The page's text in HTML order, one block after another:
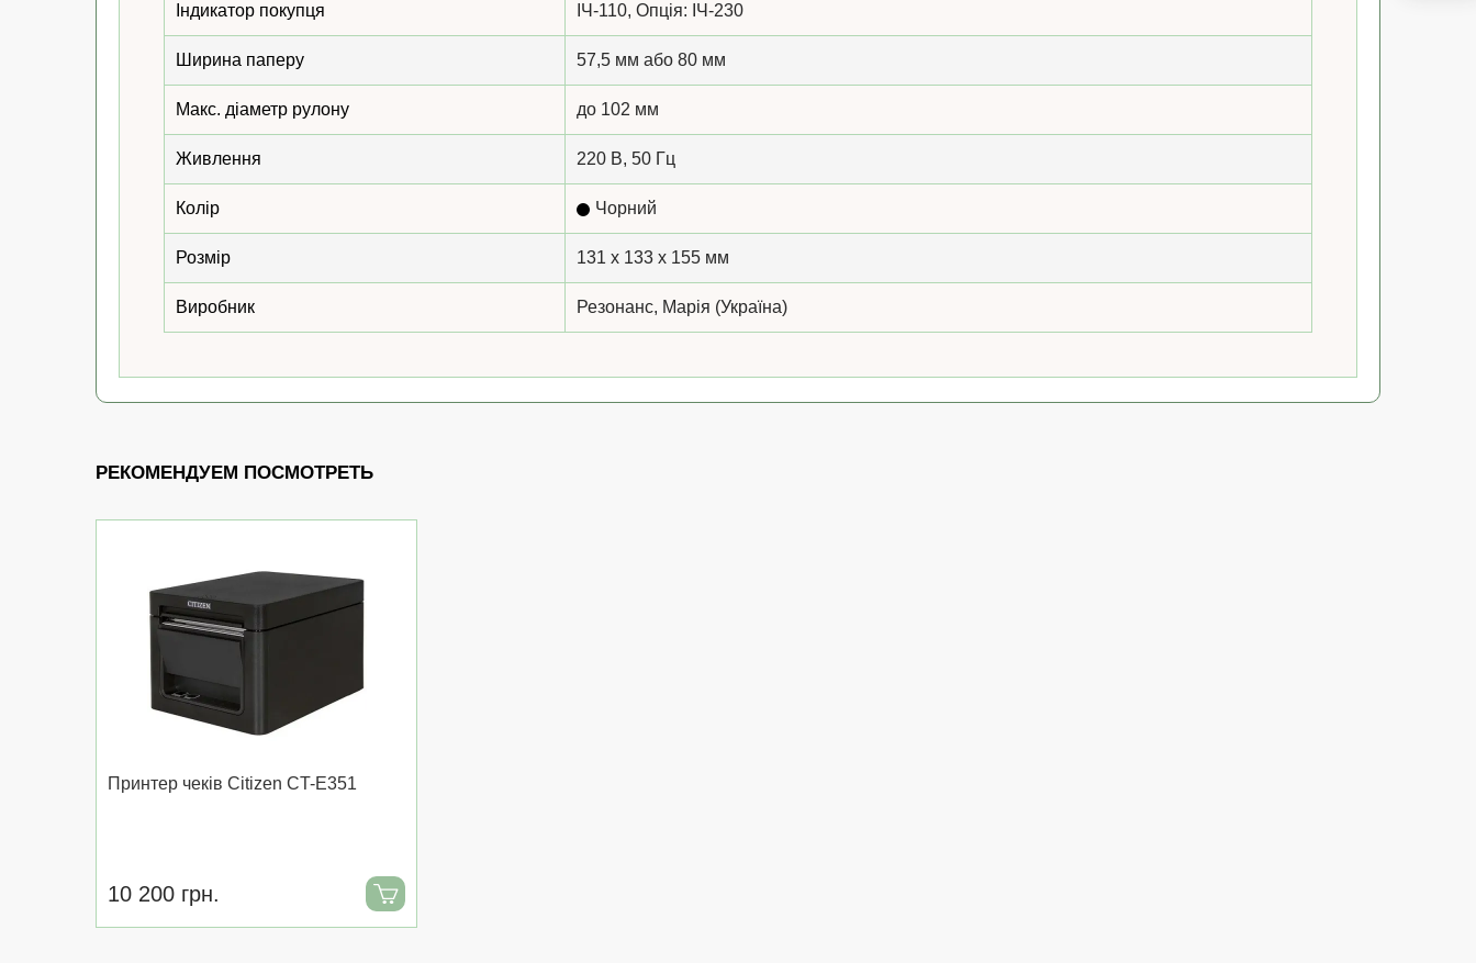
Індикатор покупця ІЧ-110, Опція: ІЧ-230
Ширина паперу 57,5 мм або 80 мм
Макс. діаметр рулону до 102 мм
Живлення 220 В, 50 Гц
Колір Чорний
Розмір 131 x 133 x 155 мм
Виробник Резонанс, Марія (Україна)
РЕКОМЕНДУЕМ ПОСМОТРЕТЬ
Принтер чеків Citizen CT-E351
10 200 грн.